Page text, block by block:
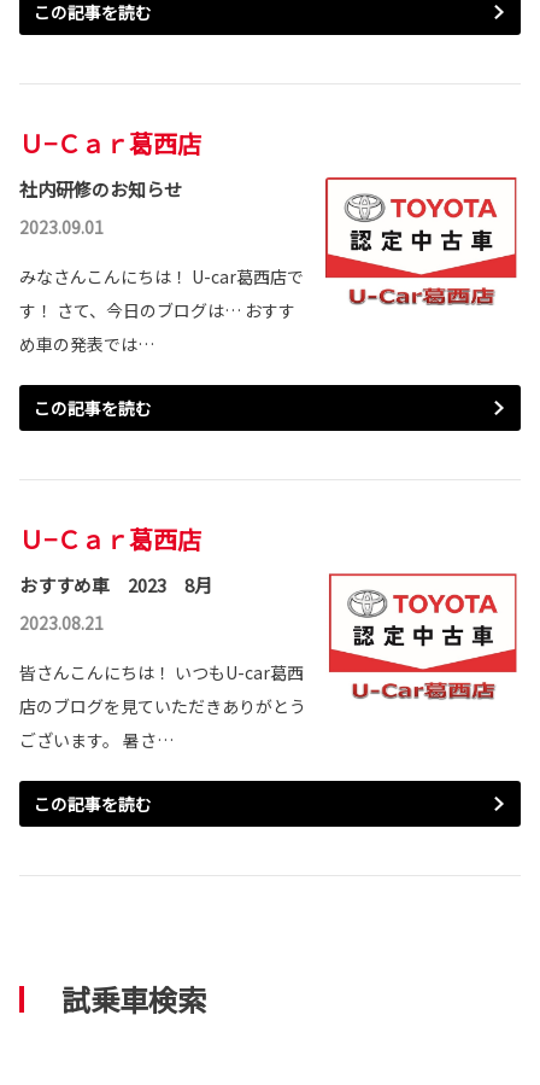
この記事を読む
Ｕ−Ｃａｒ葛西店
社内研修のお知らせ
2023.09.01
みなさんこんにちは！ U-car葛西店で
す！ さて、今日のブログは… おすす
め車の発表では…
この記事を読む
Ｕ−Ｃａｒ葛西店
おすすめ車 2023 8月
2023.08.21
皆さんこんにちは！ いつもU-car葛西
店のブログを見ていただきありがとう
ございます。 暑さ…
この記事を読む
試乗車検索